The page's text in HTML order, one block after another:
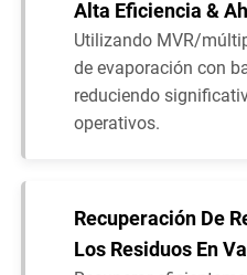
Alta Eficiencia &
Utilizando MVR/
de evaporación con
reduciendo
operativos.
Recuperación De
Los Residuos En